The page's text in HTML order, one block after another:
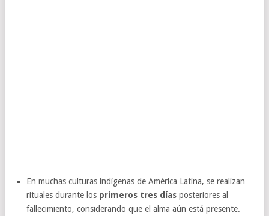
En muchas culturas indígenas de América Latina, se realizan
rituales durante los primeros tres días posteriores al
fallecimiento, considerando que el alma aún está presente.